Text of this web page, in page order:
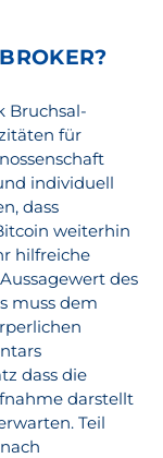
Bruchsal-
für
individuell
dass
weiterhin
hilfreiche
des
muss dem
dass die
darstellt
Teil